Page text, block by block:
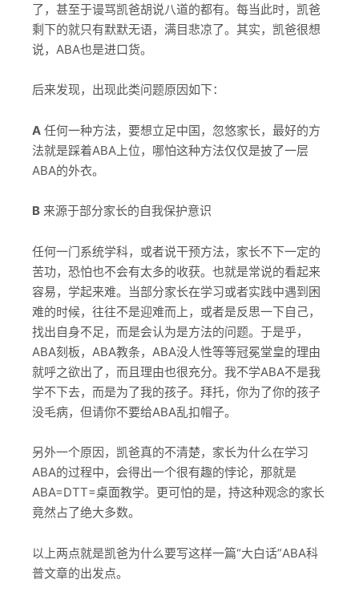
了，甚至于谩骂凯爸胡说八道的都有。每当此时，凯爸
剩下的就只有默默无语，满目悲凉了。其实，凯爸很想
说，ABA也是进口货。
后来发现，出现此类问题原因如下：
A 任何一种方法，要想立足中国，忽悠家长，最好的方
法就是踩着ABA上位，哪怕这种方法仅仅是披了一层
ABA的外衣。
B 来源于部分家长的自我保护意识
任何一门系统学科，或者说干预方法，家长不下一定的
苦功，恐怕也不会有太多的收获。也就是常说的看起来
容易，学起来难。当部分家长在学习或者实践中遇到困
难的时候，往往不是迎难而上，或者是反思一下自己，
找出自身不足，而是会认为是方法的问题。于是乎，
ABA刻板，ABA教条，ABA没人性等等冠冕堂皇的理由
就呼之欲出了，而且理由也很充分。我不学ABA不是我
学不下去，而是为了我的孩子。拜托，你为了你的孩子
没毛病，但请你不要给ABA乱扣帽子。
另外一个原因，凯爸真的不清楚，家长为什么在学习
ABA的过程中，会得出一个很有趣的悖论，那就是
ABA=DTT=桌面教学。更可怕的是，持这种观念的家长
竟然占了绝大多数。
以上两点就是凯爸为什么要写这样一篇“大白话”ABA科
普文章的出发点。